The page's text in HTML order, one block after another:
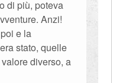
di più, poteva
Anzi!
e la
stato, quelle
diverso, a